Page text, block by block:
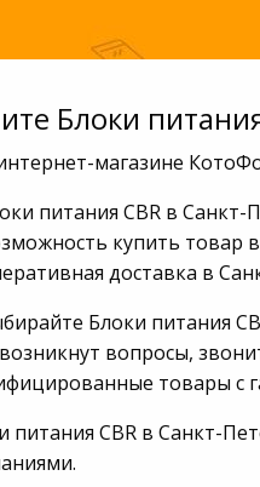
Блоки
магазине
питания CBR в Санкт-
купить товар
доставка в
Блоки питания
вопросы,
товары с
питания CBR в Санкт-